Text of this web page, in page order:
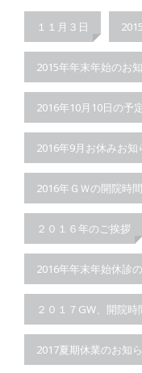
１１月３日
2015年年末年始のお
2016年10月10日の予
2016年9月お休みお知
2016年ＧＷの開院時
２０１６年のご挨拶
2016年年末年始休診
２０１７GW、開院
2017夏期休業のお知